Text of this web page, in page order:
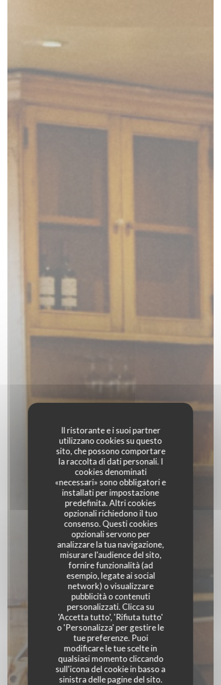
Il ristorante e i suoi partner
utilizzano cookies su questo
sito, che possono comportare
la raccolta di dati personali. I
cookies denominati
«necessari» sono obbligatori e
installati per impostazione
predefinita. Altri cookies
opzionali richiedono il tuo
consenso. Questi cookies
opzionali servono per
analizzare la tua navigazione,
misurare l'audience del sito,
fornire funzionalità (ad
esempio, legate ai social
network) o visualizzare
pubblicità o contenuti
personalizzati. Clicca su
'Accetta tutto', 'Rifiuta tutto'
o 'Personalizza' per gestire le
tue preferenze. Puoi
modificare le tue scelte in
qualsiasi momento cliccando
sull'icona del cookie in basso a
sinistra delle pagine del sito.
Le café des anges
CAFFÉ RISTORANTE|PARIS
PRENOTA